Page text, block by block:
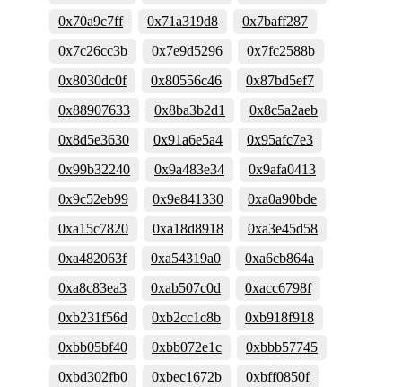
0x70a9c7ff
0x71a319d8
0x7baff287
0x7c26cc3b
0x7e9d5296
0x7fc2588b
0x8030dc0f
0x80556c46
0x87bd5ef7
0x88907633
0x8ba3b2d1
0x8c5a2aeb
0x8d5e3630
0x91a6e5a4
0x95afc7e3
0x99b32240
0x9a483e34
0x9afa0413
0x9c52eb99
0x9e841330
0xa0a90bde
0xa15c7820
0xa18d8918
0xa3e45d58
0xa482063f
0xa54319a0
0xa6cb864a
0xa8c83ea3
0xab507c0d
0xacc6798f
0xb231f56d
0xb2cc1c8b
0xb918f918
0xbb05bf40
0xbb072e1c
0xbbb57745
0xbd302fb0
0xbec1672b
0xbff0850f